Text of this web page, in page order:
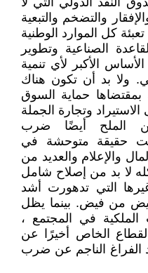
والتضخم والتبعية
كل الموارد الوطنية
الصناعية وتطوير
الأكبر لأي تنمية
ولا بد أن تكون هناك
بمقتضاها حماية السوق
وتجارة الجملة
الملح أيضًا ضرب
حقيقة متوحشة في
والإعلام والعديد من
لا بد من إصلاح شامل
التي تدهورت أشد
من فيض. بينما يظل
الملكية في المجتمع ،
الخاص أخيرًا عن
الفراغ الناجم عن ضرب